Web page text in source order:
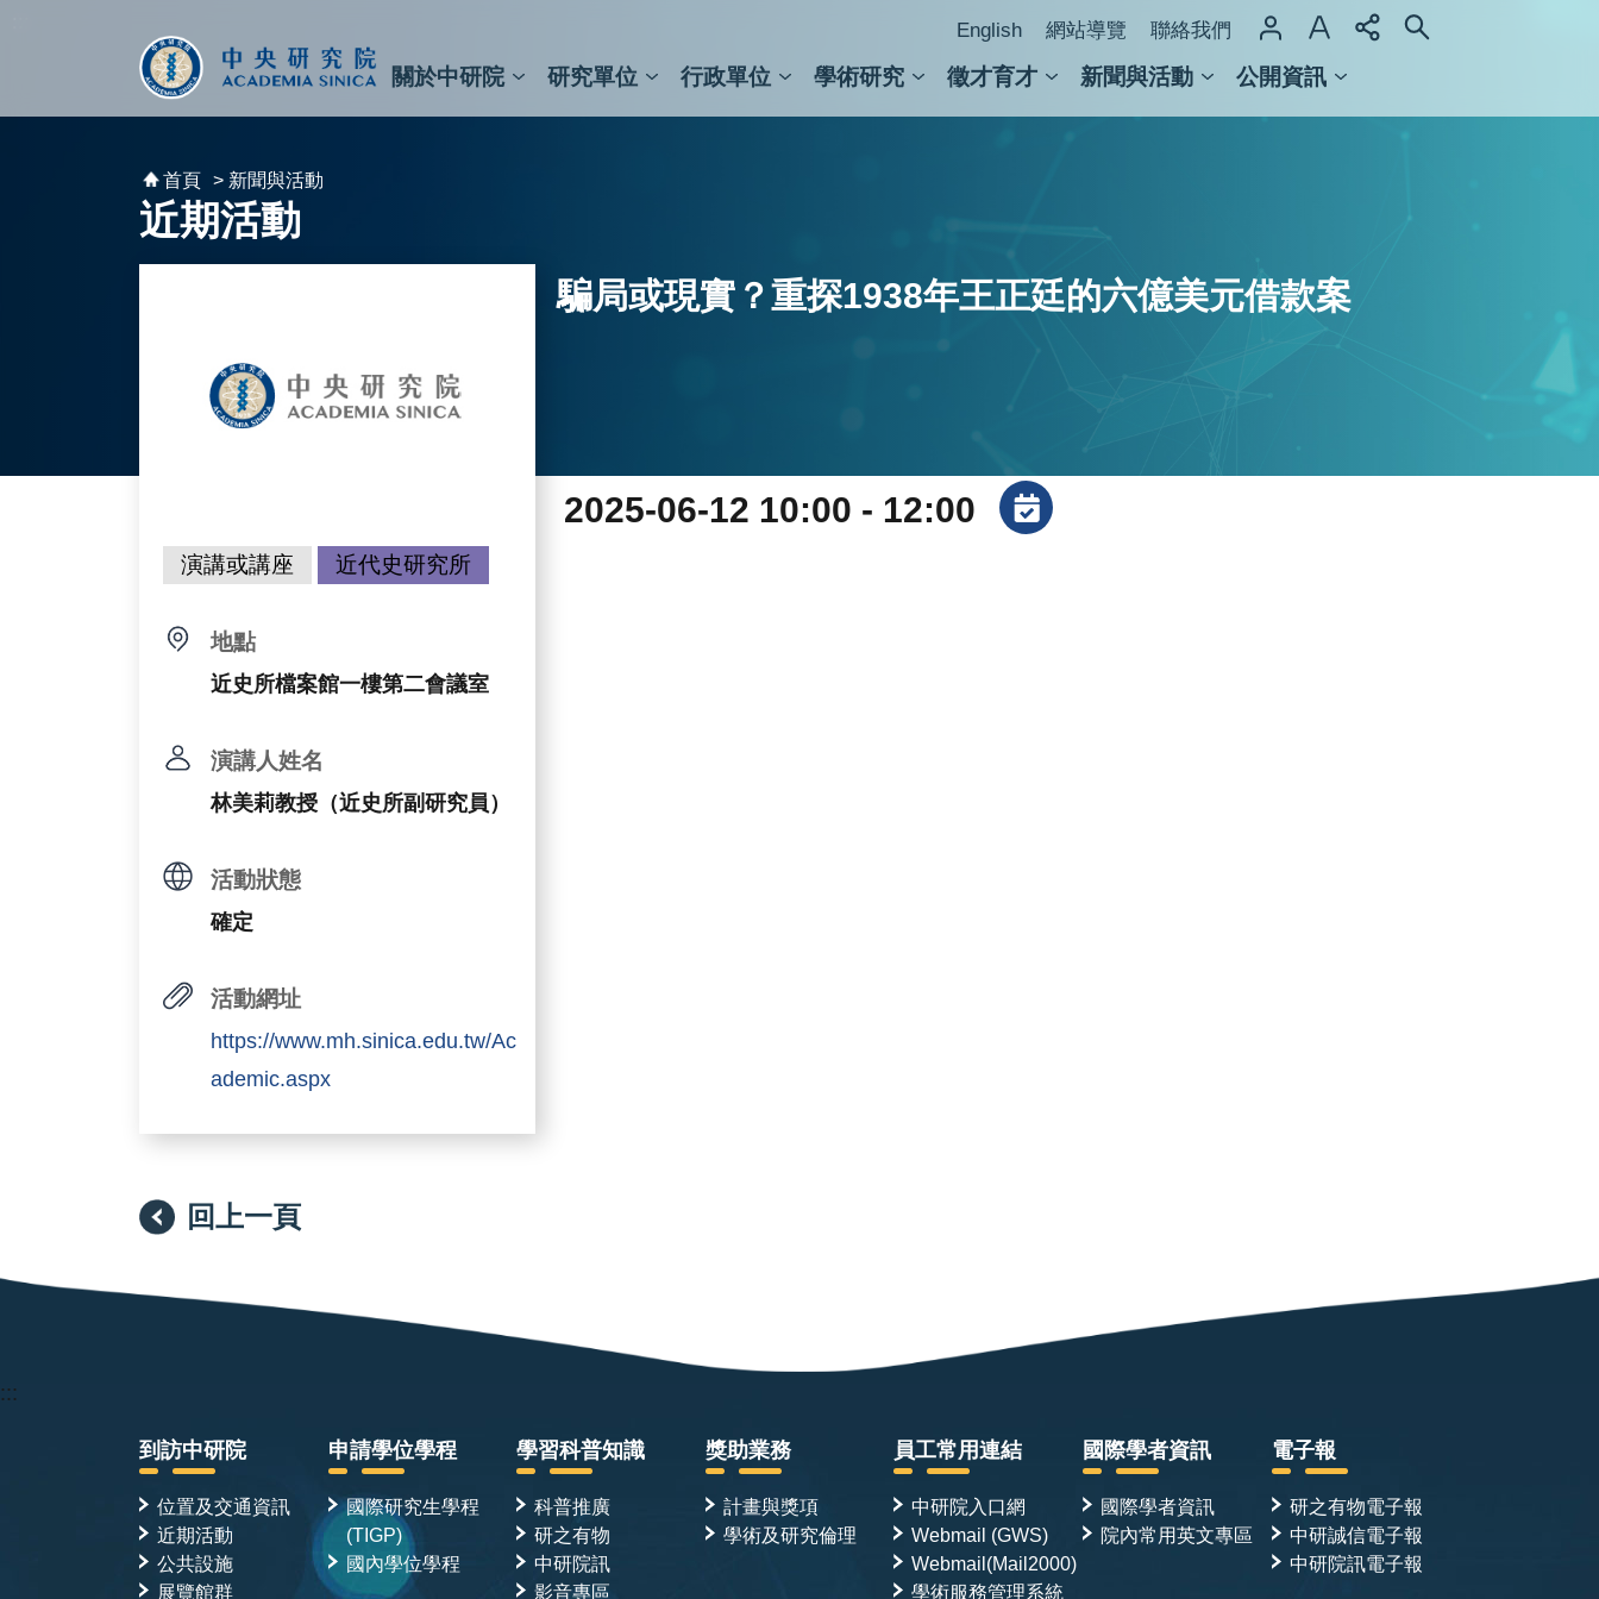
English 網站導覽 聯絡我們
關於中研院 研究單位 行政單位 學術研究 徵才育才 新聞與活動 公開資訊
首頁 > 新聞與活動
近期活動
演講或講座 近代史研究所
地點
近史所檔案館一樓第二會議室
演講人姓名
林美莉教授（近史所副研究員）
活動狀態
確定
活動網址
https://www.mh.sinica.edu.tw/Ac
ademic.aspx
騙局或現實？重探1938年王正廷的六億美元借款案
2025-06-12 10:00 - 12:00
回上一頁
:::
到訪中研院
位置及交通資訊
近期活動
公共設施
展覽館群
申請學位學程
國際研究生學程
(TIGP)
國內學位學程
學習科普知識
科普推廣
研之有物
中研院訊
影音專區
獎助業務
計畫與獎項
學術及研究倫理
員工常用連結
中研院入口網
Webmail (GWS)
Webmail(Mail2000)
學術服務管理系統
國際學者資訊
國際學者資訊
院內常用英文專區
電子報
研之有物電子報
中研誠信電子報
中研院訊電子報